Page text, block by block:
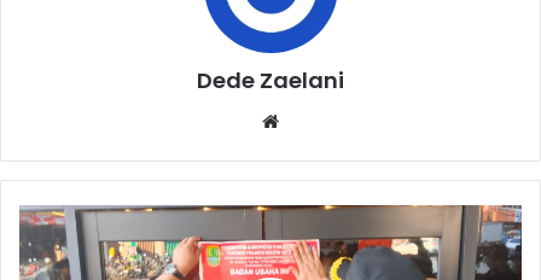
Dede Zaelani
Langgar
Izin
Penjualan